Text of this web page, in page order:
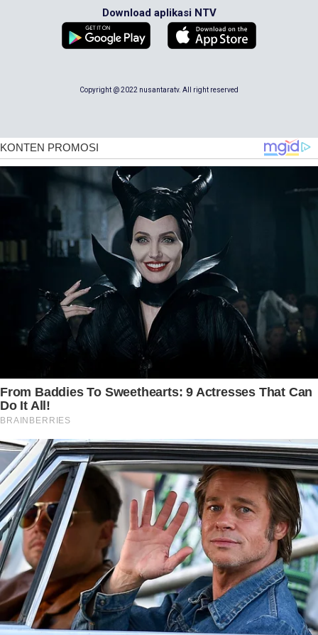
Download aplikasi NTV
Copyright @ 2022 nusantaratv. All right reserved